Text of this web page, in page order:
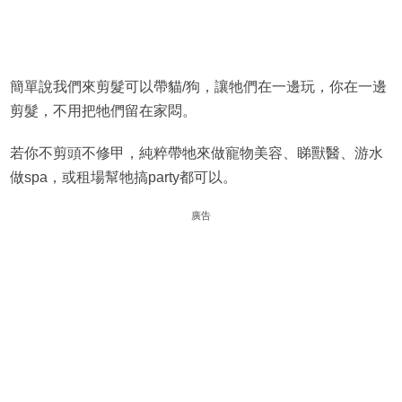
簡單說我們來剪髮可以帶貓/狗，讓牠們在一邊玩，你在一邊
剪髮，不用把牠們留在家悶。
若你不剪頭不修甲，純粹帶牠來做寵物美容、睇獸醫、游水
做spa，或租場幫牠搞party都可以。
廣告